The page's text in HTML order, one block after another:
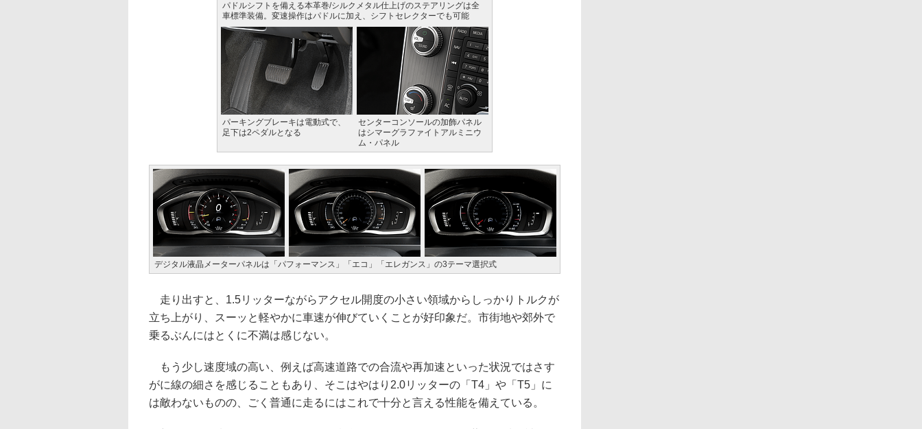
パドルシフトを備える本革巻/シルクメタル仕上げのステアリングは全
車標準装備。変速操作はパドルに加え、シフトセレクターでも可能
パーキングブレーキは電動式で、
足下は2ペダルとなる
センターコンソールの加飾パネル
はシマーグラファイトアルミニウ
ム・パネル
デジタル液晶メーターパネルは「パフォーマンス」「エコ」「エレガンス」の3テーマ選択式
走り出すと、1.5リッターながらアクセル開度の小さい領域からしっかりトルクが
立ち上がり、スーッと軽やかに車速が伸びていくことが好印象だ。市街地や郊外で
乗るぶんにはとくに不満は感じない。
もう少し速度域の高い、例えば高速道路での合流や再加速といった状況ではさす
がに線の細さを感じることもあり、そこはやはり2.0リッターの「T4」や「T5」に
は敵わないものの、ごく普通に走るにはこれで十分と言える性能を備えている。